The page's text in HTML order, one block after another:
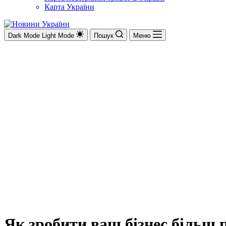
Карта України
Dark Mode Light Mode Пошук Меню